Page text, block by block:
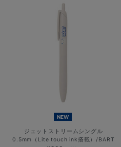
NEW
ジェットストリームシングル
0.5mm（Lite touch ink搭載）/BART